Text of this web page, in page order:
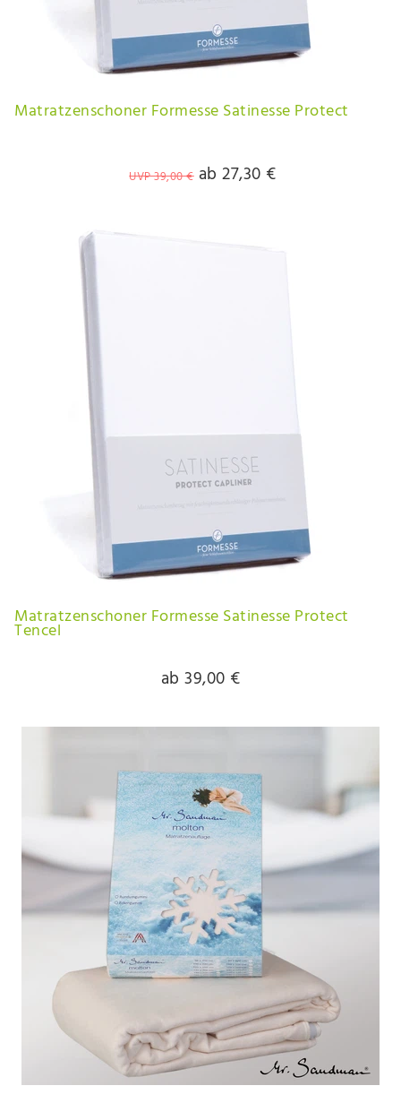
Matratzenschoner Formesse Satinesse Protect
UVP 39,00 € ab 27,30 €
Matratzenschoner Formesse Satinesse Protect
Tencel
ab 39,00 €